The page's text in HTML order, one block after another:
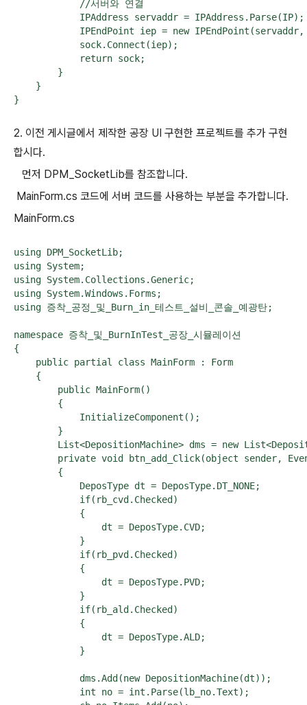
            //서버와 연결
            IPAddress servaddr = IPAddress.Parse(IP);
IPEndPoint iep = new IPEndPoint(servaddr,
            sock.Connect(iep);
            return sock;
        }
    }
2. 이전 게시글에서 제작한 공장 UI 구현한 프로젝트를 추가 구현
합시다.
먼저 DPM_SocketLib를 참조합니다.
MainForm.cs 코드에 서버 코드를 사용하는 부분을 추가합니다.
MainForm.cs
using DPM_SocketLib;
using System;
using System.Collections.Generic;
using System.Windows.Forms;
using 증착_공정_및_Burn_in_테스트_설비_콘솔_예광탄;
namespace 증착_및_BurnInTest_공장_시뮬레이션
{
    public partial class MainForm : Form
    {
        public MainForm()
        {
            InitializeComponent();
        }
List<DepositionMachine> dms = new
private void btn_add_Click(object sender,
        {
            DeposType dt = DeposType.DT_NONE;
            if(rb_cvd.Checked)
            {
                dt = DeposType.CVD;
            }
            if(rb_pvd.Checked)
            {
                dt = DeposType.PVD;
            }
            if(rb_ald.Checked)
            {
                dt = DeposType.ALD;
            }
            dms.Add(new DepositionMachine(dt));
            int no = int.Parse(lb_no.Text);